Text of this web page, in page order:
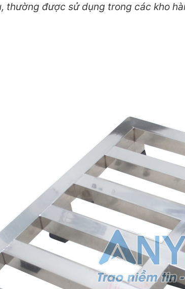
thường được sử dụng trong các kho